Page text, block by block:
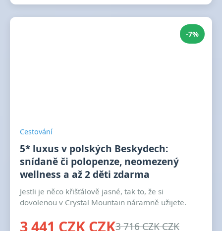
-7%
Cestování
5* luxus v polských Beskydech:
snídaně či polopenze, neomezený
wellness a až 2 děti zdarma
Jestli je něco křišťálově jasné, tak to, že si
dovolenou v Crystal Mountain náramně užijete.
3 441 CZK CZK3 716 CZK CZK